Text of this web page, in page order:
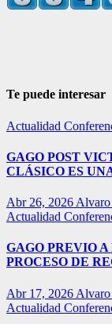
Te puede interesar
Actualidad
GAGO POST
CLÁSICO ES
Abr 26, 2026 Alvaro
Actualidad
GAGO PREVIO
PROCESO DE
Abr 17, 2026 Alvaro
Actualidad